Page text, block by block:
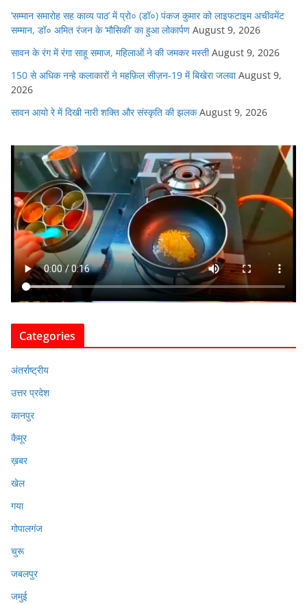
‘सम्मान समारोह सह काव्य पाठ’ में प्रो० (डॉ०) पंकज कुमार को लाइफटाइम अचीवमेंट
सम्मान, डॉ० अमित रंजन के ‘मौसिकी’ का हुआ लोकार्पण August 9, 2026
सावन के रंग में रंगा साहू समाज, महिलाओं ने की जमकर मस्ती August 9, 2026
150 से अधिक नन्हे कलाकारों ने महफ़िल सीज़न-19 में बिखेरा जलवा August 9,
2026
सावन आयो रे में दिखी नारी शक्ति और संस्कृति की झलक August 9, 2026
Categories
अंतर्राष्ट्रीय
उत्तर प्रदेश
कानपुर
कैमूर
ख़बर
खेल
गया
गोपालगंज
चुरू
जबलपुर
जमुई